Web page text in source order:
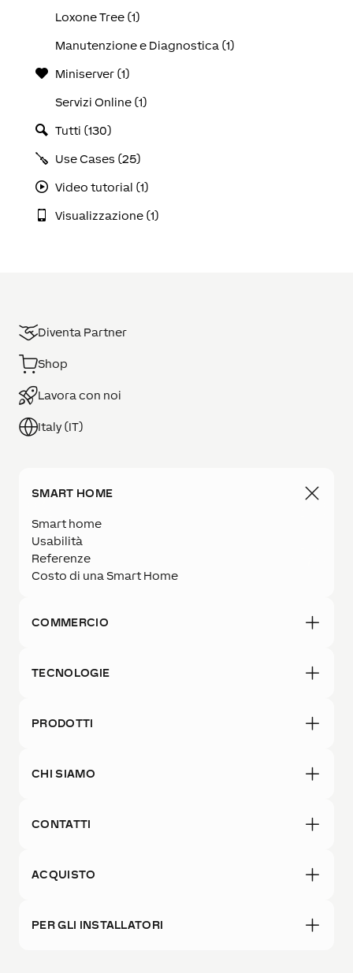
Loxone Tree (1)
Manutenzione e Diagnostica (1)
Miniserver (1)
Servizi Online (1)
Tutti (130)
Use Cases (25)
Video tutorial (1)
Visualizzazione (1)
Diventa Partner
Shop
Lavora con noi
Italy (IT)
SMART HOME
Smart home
Usabilità
Referenze
Costo di una Smart Home
COMMERCIO
TECNOLOGIE
PRODOTTI
CHI SIAMO
CONTATTI
ACQUISTO
PER GLI INSTALLATORI